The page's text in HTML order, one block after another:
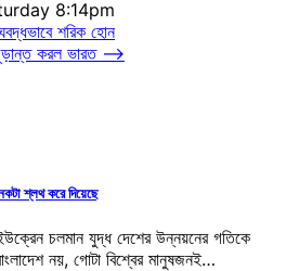
শরিক হোন
করল ভারত ⟶
শ্লথ করে দিয়েছে
ইউক্রেন চলমান যুদ্ধ দেশের উন্নয়নের গতিকে
নয়, গোটা বিশ্বের মানুষজনই…